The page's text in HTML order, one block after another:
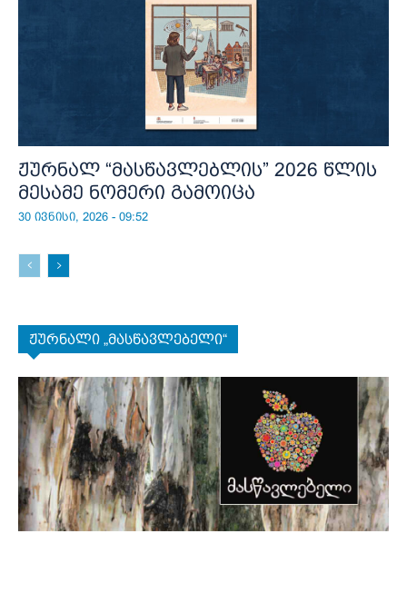
ჟურნალ “მასწავლებლის” 2026 წლის
მესამე ნომერი გამოიცა
30 ივნისი, 2026 - 09:52
ჟურნალი „მასწავლებელი“